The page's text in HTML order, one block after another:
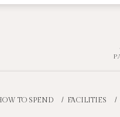
TO SPEND FACILITIES